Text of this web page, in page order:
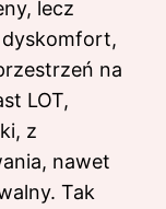
lecz
dyskomfort,
na
LOT,
z
nawet
Tak